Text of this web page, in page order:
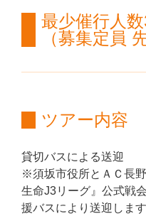
最少催行人数
（募集定員
ツアー内容
貸切バスによる送迎
※須坂市役所とＡＣ長
生命J3リーグ』公式戦
援バスにより送迎します